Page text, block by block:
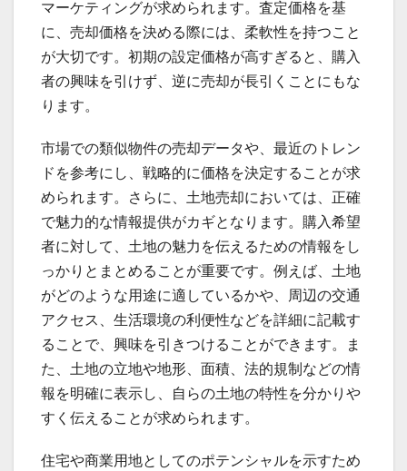
マーケティングが求められます。査定価格を基
に、売却価格を決める際には、柔軟性を持つこと
が大切です。初期の設定価格が高すぎると、購入
者の興味を引けず、逆に売却が長引くことにもな
ります。
市場での類似物件の売却データや、最近のトレン
ドを参考にし、戦略的に価格を決定することが求
められます。さらに、土地売却においては、正確
で魅力的な情報提供がカギとなります。購入希望
者に対して、土地の魅力を伝えるための情報をし
っかりとまとめることが重要です。例えば、土地
がどのような用途に適しているかや、周辺の交通
アクセス、生活環境の利便性などを詳細に記載す
ることで、興味を引きつけることができます。ま
た、土地の立地や地形、面積、法的規制などの情
報を明確に表示し、自らの土地の特性を分かりや
すく伝えることが求められます。
住宅や商業用地としてのポテンシャルを示すため